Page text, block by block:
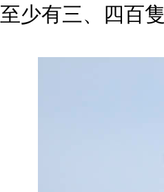
至少有三、四百